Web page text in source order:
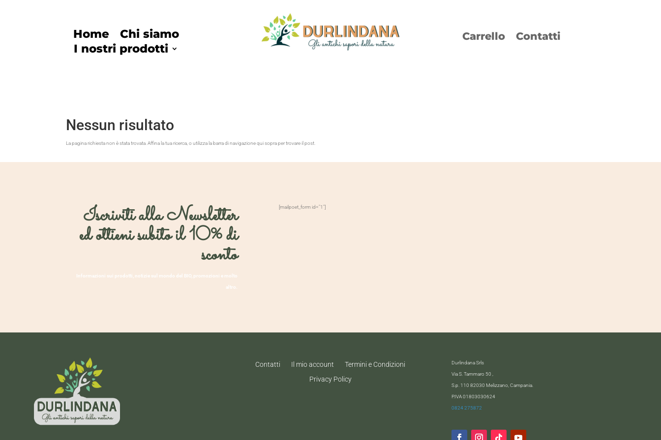
Home
Chi siamo
I nostri prodotti
Carrello Contatti
Nessun risultato
La pagina richiesta non è stata trovata. Affina la tua ricerca, o utilizza la barra di navigazione qui sopra per trovare il post.
Iscriviti alla Newsletter
ed ottieni subito il 10% di
sconto
Informazioni sui prodotti, notizie sul mondo del BIO, promozioni e molto
altro.
[mailpoet_form id="1"]
Contatti Il mio account
Termini e Condizioni
Privacy Policy
Durlindana Srls
Via S. Tammaro 50 ,
S.p. 110 82030 Melizzano, Campania.
P.IVA 01803030624
0824 275872